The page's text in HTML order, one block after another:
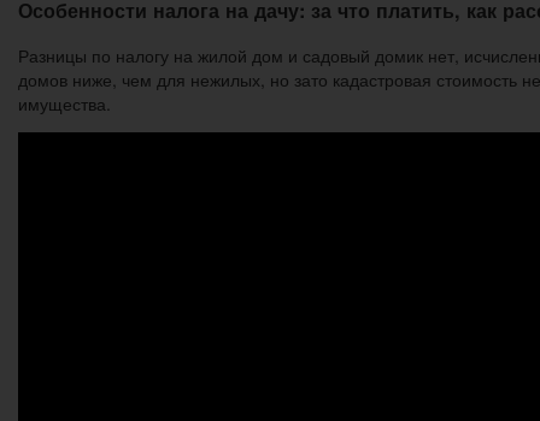
Особенности налога на дачу: за что платить, как
Разницы по налогу на жилой дом и садовый домик нет,
домов ниже, чем для нежилых, но зато кадастровая стоимость
имущества.